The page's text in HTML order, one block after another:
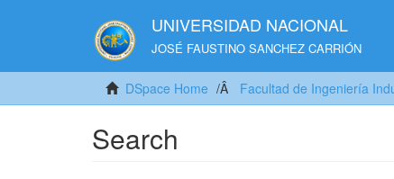
UNIVERSIDAD NACIONAL
JOSÉ FAUSTINO SANCHEZ CARRIÓN
DSpace Home Facultad de Ingeniería
Search